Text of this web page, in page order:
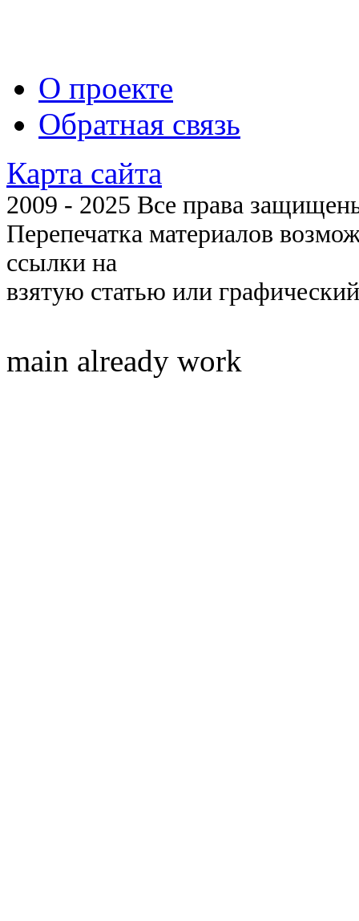
О проекте
Обратная связь
Карта сайта
2009 - 2025 Все права
Перепечатка материалов
ссылки на
взятую статью или
main already work